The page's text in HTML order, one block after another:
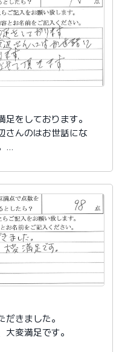
をしております。
さんのはお世話にな
きました。
変満足です。